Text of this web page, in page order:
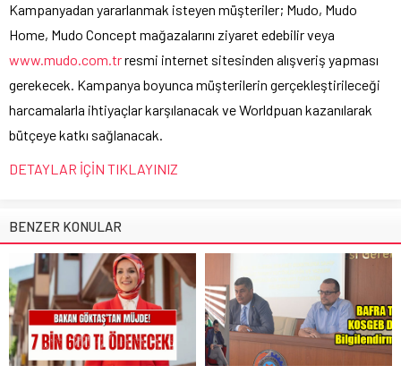
Kampanyadan yararlanmak isteyen müşteriler; Mudo, Mudo
Home, Mudo Concept mağazalarını ziyaret edebilir veya
www.mudo.com.trresmi internet sitesinden alışveriş yapması
gerekecek. Kampanya boyunca müşterilerin gerçekleştirileceği
harcamalarla ihtiyaçlar karşılanacak ve Worldpuan kazanılarak
bütçeye katkı sağlanacak.
DETAYLAR İÇİN TIKLAYINIZ
BENZER KONULAR